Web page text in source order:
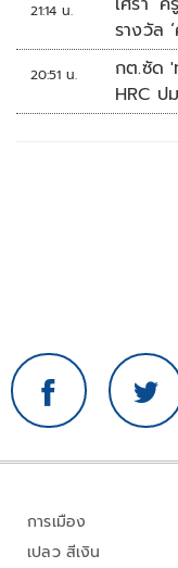
21:14 น.
รางวัล
20:51 น.
กต.ซัด '
HRC ป
การเมือง
เปลว สีเงิน